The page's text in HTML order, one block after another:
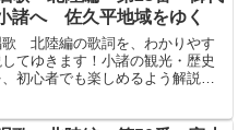
諸へ 佐久平地域をゆく
歌 北陸編の歌詞を、わかりやす
してゆきます！小諸の観光・歴史
初心者でも楽しめるよう解説し